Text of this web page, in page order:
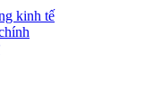
kinh tế